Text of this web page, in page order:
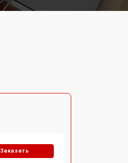
Заказать